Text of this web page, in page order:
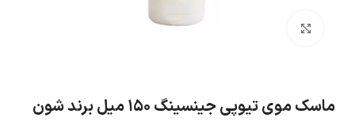
ماسک موی تیوپی جینسینگ ۱۵۰ میل برند شون